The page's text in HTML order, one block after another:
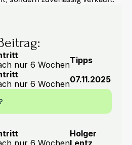
nur 6 WochenTipps
nur 6 Wochen07.11.2025
nur 6 Wochen
Holger
Lentz